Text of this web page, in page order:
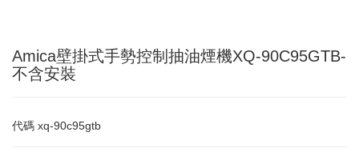
Amica壁掛式手勢控制抽油煙機XQ-90C95GTB-
不含安裝
代碼 xq-90c95gtb